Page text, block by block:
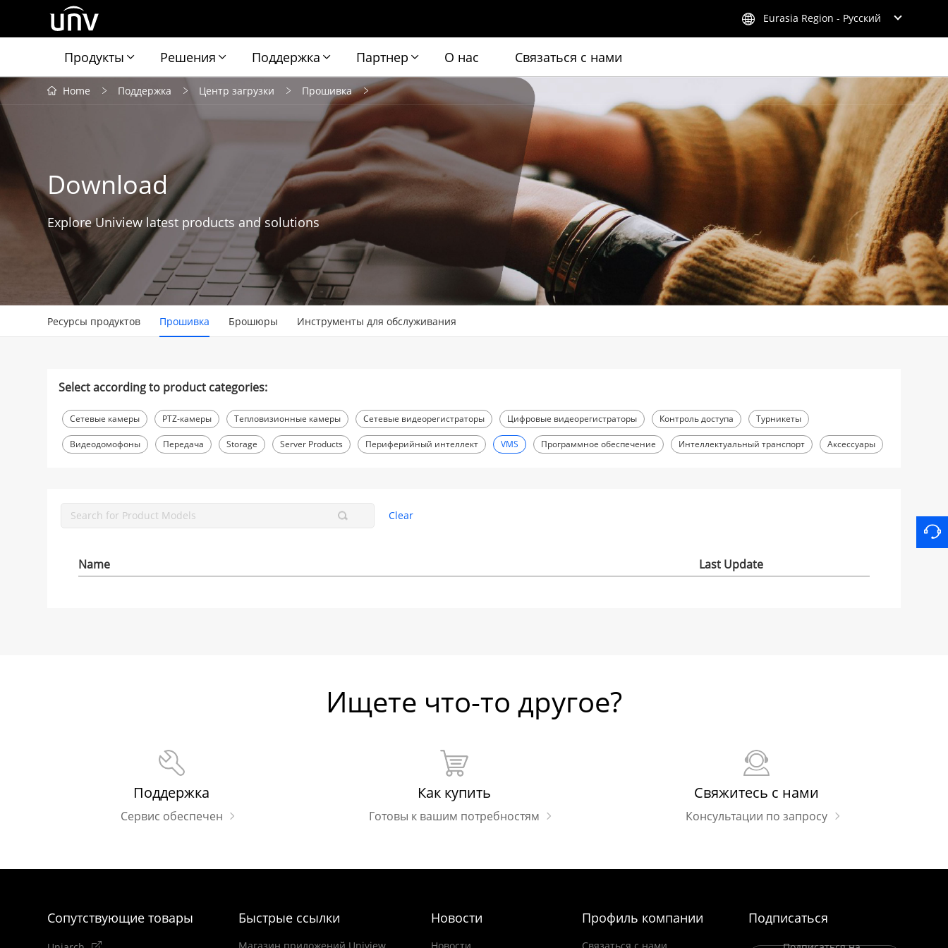
Eurasia Region - Русский
Продукты Решения Поддержка Партнер О нас Связаться с нами
Home Поддержка Центр загрузки Прошивка
Download
Explore Uniview latest products and solutions
Ресурсы продуктов Прошивка Брошюры Инструменты для обслуживания
Select according to product categories:
Сетевые камеры PTZ-камеры Тепловизионные камеры Сетевые видеорегистраторы Цифровые видеорегистраторы Контроль доступа Турникеты
Видеодомофоны Передача Storage Server Products Периферийный интеллект VMS Программное обеспечение Интеллектуальный транспорт Аксессуары
Clear
Name Last Update
Ищете что-то другое?
Поддержка
Сервис обеспечен
Как купить
Готовы к вашим потребностям
Свяжитесь с нами
Консультации по запросу
Сопутствующие товары Быстрые ссылки Новости Профиль компании Подписаться